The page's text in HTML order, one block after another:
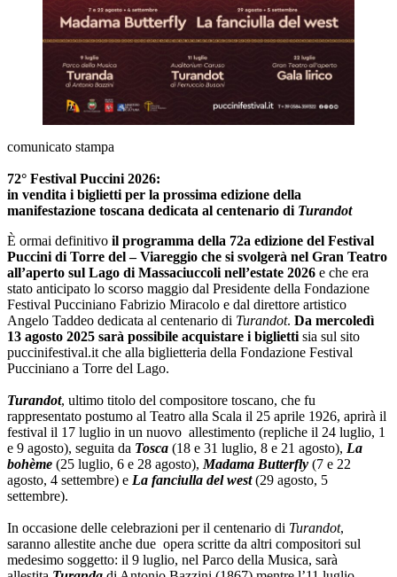
comunicato stampa
72° Festival Puccini 2026:
in vendita i biglietti per la prossima edizione della
manifestazione toscana dedicata al centenario di Turandot
È ormai definitivo il programma della 72a edizione del Festival
Puccini di Torre del – Viareggio che si svolgerà nel Gran Teatro
all’aperto sul Lago di Massaciuccoli nell’estate 2026 e che era
stato anticipato lo scorso maggio dal Presidente della Fondazione
Festival Pucciniano Fabrizio Miracolo e dal direttore artistico
Angelo Taddeo dedicata al centenario di Turandot. Da mercoledì
13 agosto 2025 sarà possibile acquistare i biglietti sia sul sito
puccinifestival.it che alla biglietteria della Fondazione Festival
Pucciniano a Torre del Lago.
Turandot, ultimo titolo del compositore toscano, che fu
rappresentato postumo al Teatro alla Scala il 25 aprile 1926, aprirà il
festival il 17 luglio in un nuovo allestimento (repliche il 24 luglio, 1
e 9 agosto), seguita da Tosca (18 e 31 luglio, 8 e 21 agosto), La
bohème (25 luglio, 6 e 28 agosto), Madama Butterfly (7 e 22
agosto, 4 settembre) e La fanciulla del west (29 agosto, 5
settembre).
In occasione delle celebrazioni per il centenario di Turandot,
saranno allestite anche due opera scritte da altri compositori sul
medesimo soggetto: il 9 luglio, nel Parco della Musica, sarà